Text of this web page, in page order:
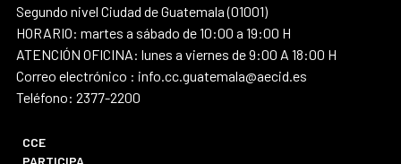
Segundo nivel Ciudad de Guatemala (01001)
HORARIO: martes a sábado de 10:00 a 19:00 H
ATENCIÓN OFICINA: lunes a viernes de 9:00 A 18:00 H
Correo electrónico : info.cc.guatemala@aecid.es
Teléfono: 2377-2200
CCE